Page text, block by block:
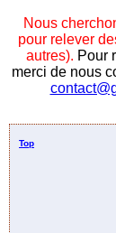
Nous
pour relever
autres). Pour
merci de nous
Top